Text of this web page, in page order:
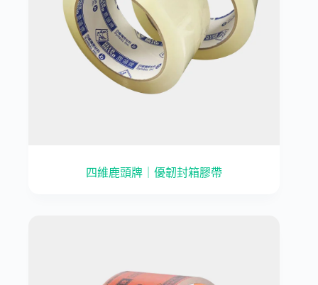
四維鹿頭牌｜優韌封箱膠帶